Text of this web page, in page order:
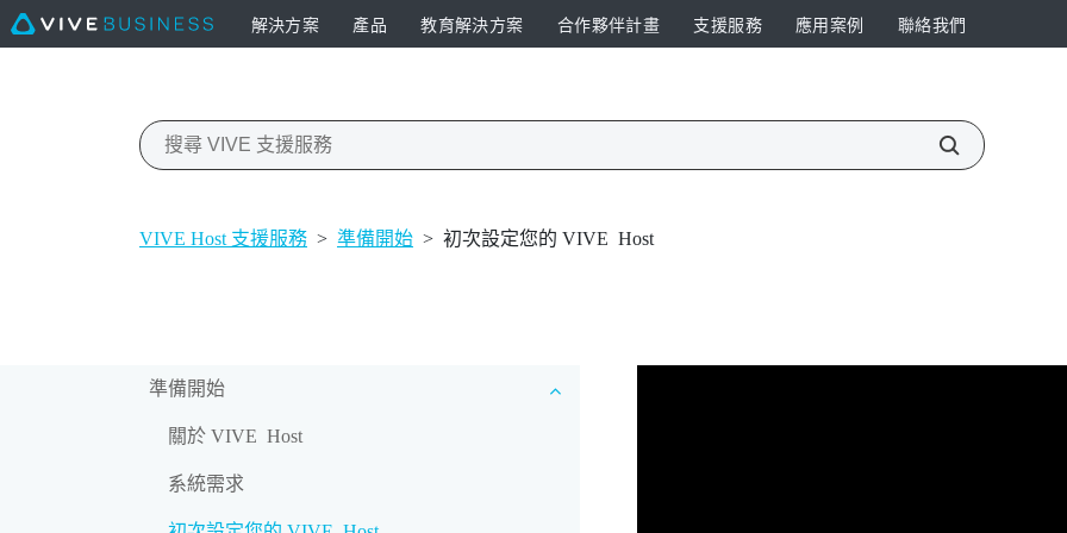
解決方案 產品 教育解決方案 合作夥伴計畫 支援服務 應用案例 聯絡我們
VIVE Host 支援服務 > 準備開始 > 初次設定您的 VIVE Host
準備開始
關於 VIVE Host
系統需求